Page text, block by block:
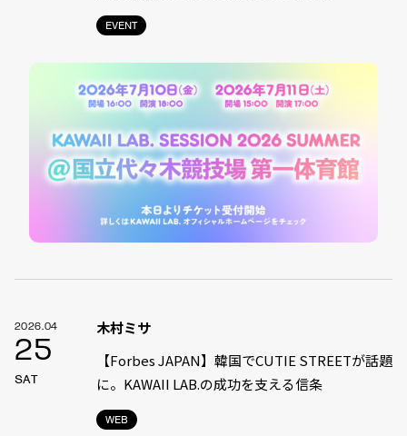
EVENT
2026.04
25
SAT
WEB
木村ミサ
【Forbes JAPAN】韓国でCUTIE STREETが話題
に。KAWAII LAB.の成功を支える信条